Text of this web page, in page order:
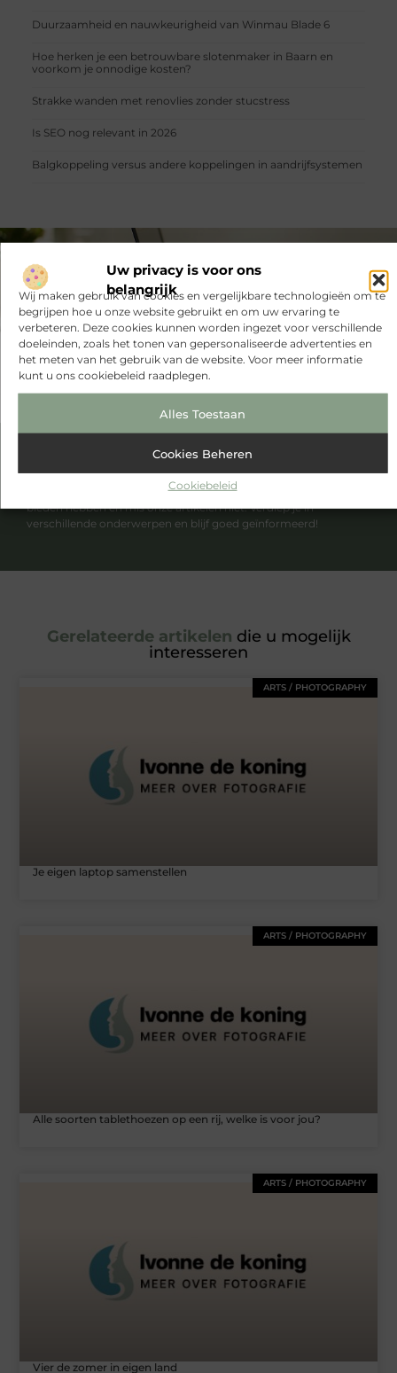
Uw privacy is voor ons
belangrijk
Wij maken gebruik van cookies en vergelijkbare technologieën om te
begrijpen hoe u onze website gebruikt en om uw ervaring te
verbeteren. Deze cookies kunnen worden ingezet voor verschillende
doeleinden, zoals het tonen van gepersonaliseerde advertenties en
het meten van het gebruik van de website. Voor meer informatie
kunt u ons cookiebeleid raadplegen.
Alles Toestaan
Cookies Beheren
Cookiebeleid
Duurzaamheid en nauwkeurigheid van Winmau Blade 6
Hoe herken je een betrouwbare slotenmaker in Baarn en
voorkom je onnodige kosten?
Strakke wanden met renovlies zonder stucstress
Is SEO nog relevant in 2026
Balgkoppeling versus andere koppelingen in aandrijfsystemen
Had je deze artikelen al gelezen?
Ontdek de fascinerende en intrigerende verhalen die we te
bieden hebben en mis onze artikelen niet. Verdiep je in
verschillende onderwerpen en blijf goed geïnformeerd!
VORIGE
Renoveren van je badkamer
VOLGENDE
Gerelateerde artikelen die u mogelijk
interesseren
ARTS / PHOTOGRAPHY
Je eigen laptop samenstellen
ARTS / PHOTOGRAPHY
Alle soorten tablethoezen op een rij, welke is voor jou?
ARTS / PHOTOGRAPHY
Vier de zomer in eigen land